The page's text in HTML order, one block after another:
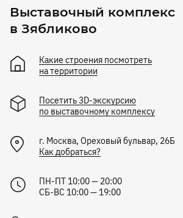
Выставочный комплекс
в Зябликово
Какие строения посмотреть
на территории
Посетить 3D-экскурсию
по выставочному комплексу
г. Москва, Ореховый бульвар, 26Б
Как добраться?
ПН-ПТ 10:00 — 20:00
СБ-ВС 10:00 — 19:00